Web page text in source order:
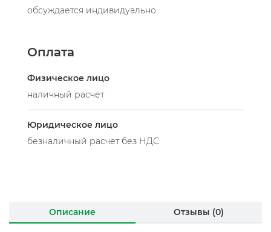
обсуждается индивидуально
Оплата
Физическое лицо
наличный расчет
Юридическое лицо
безналичный расчет без НДС
Описание Отзывы (0)